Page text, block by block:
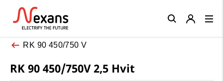
RK 90 450/750 V
RK 90 450/750V 2,5 Hvit
Close